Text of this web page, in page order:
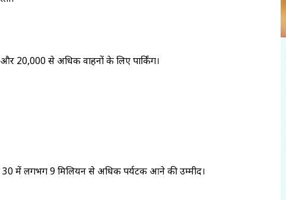
20,000 से अधिक वाहनों के लिए पार्किंग।
30 में लगभग 9 मिलियन से अधिक पर्यटक आने की उम्मीद।